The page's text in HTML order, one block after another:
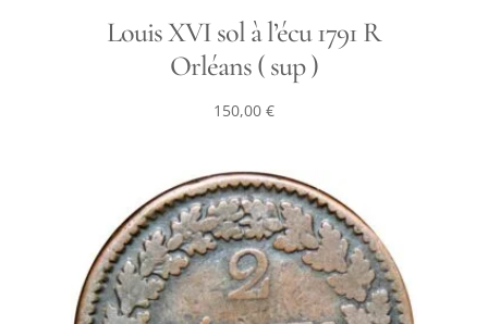
Louis XVI sol à l’écu 1791 R
Orléans ( sup )
150,00 €